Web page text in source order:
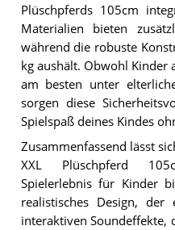
Plüschpferds 105cm
Materialien bieten
während die robuste
kg aushält. Obwohl Kinder
am besten unter
sorgen diese
Spielspaß deines Kindes
Zusammenfassend lässt
XXL Plüschpferd
Spielerlebnis für Kinder
realistisches Design, der
interaktiven Soundeffekte,